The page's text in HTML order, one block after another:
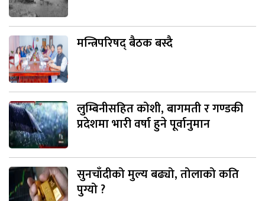
मन्त्रिपरिषद् बैठक बस्दै
लुम्बिनीसहित कोशी, बागमती र गण्डकी
प्रदेशमा भारी वर्षा हुने पूर्वानुमान
सुनचाँदीको मुल्य बढ्यो, तोलाको कति
पुग्यो ?